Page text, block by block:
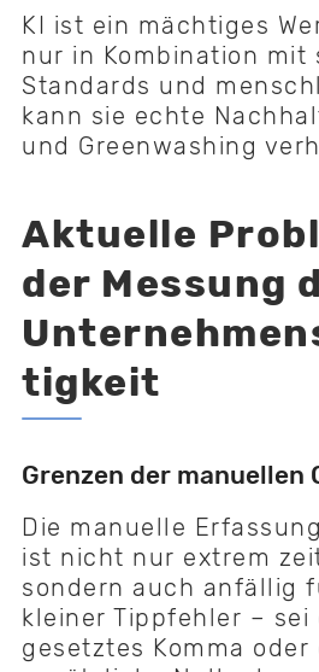
KI ist ein mächtiges
nur in Kombination mit
Standards und
kann sie echte
und Greenwashing
Aktuelle
der Messung
tigkeit
Grenzen der manuellen
Die manuelle
ist nicht nur extrem
sondern auch anfällig
kleiner Tippfehler – sei
gesetztes Komma oder